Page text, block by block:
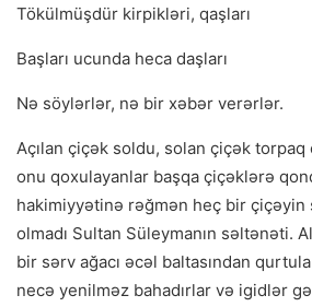
Tökülmüşdür kirpikləri, qaşları
Başları ucunda heca daşları
Nə söylərlər, nə bir xəbər verərlər.
Açılan çiçək soldu, solan çiçək
onu qoxulayanlar başqa çiçəklərə
hakimiyyətinə rəğmən heç bir çiçəyin
olmadı Sultan Süleymanın səltənəti.
bir sərv ağacı əcəl baltasından
necə yenilməz bahadırlar və igidlər